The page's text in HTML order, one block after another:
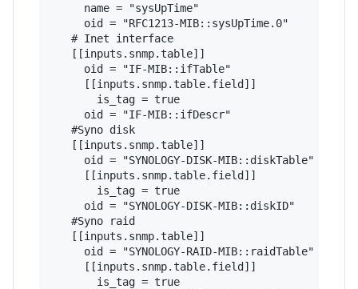
     name = "sysUpTime"
     oid = "RFC1213-MIB::sysUpTime.0"
   # Inet interface
   [[inputs.snmp.table]]
     oid = "IF-MIB::ifTable"
     [[inputs.snmp.table.field]]
       is_tag = true
     oid = "IF-MIB::ifDescr"
   #Syno disk
   [[inputs.snmp.table]]
     oid = "SYNOLOGY-DISK-MIB::diskTable"
     [[inputs.snmp.table.field]]
       is_tag = true
     oid = "SYNOLOGY-DISK-MIB::diskID"
   #Syno raid
   [[inputs.snmp.table]]
     oid = "SYNOLOGY-RAID-MIB::raidTable"
     [[inputs.snmp.table.field]]
       is_tag = true